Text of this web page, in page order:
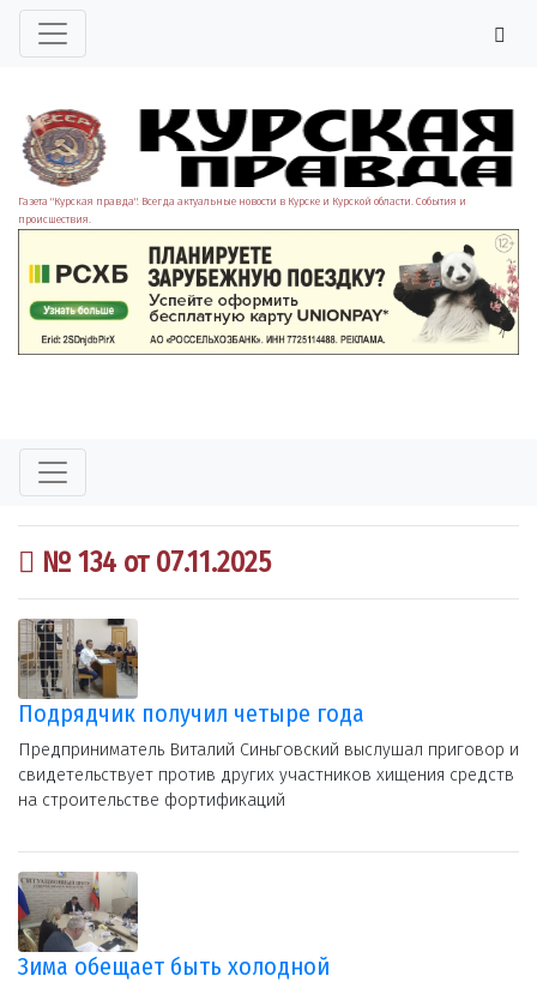
Газета "Курская правда". Всегда актуальные новости в Курске и Курской области. События и
происшествия.
№ 134 от 07.11.2025
Подрядчик получил четыре года
Предприниматель Виталий Синьговский выслушал приговор и
свидетельствует против других участников хищения средств
на строительстве фортификаций
Зима обещает быть холодной